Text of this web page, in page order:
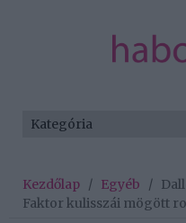
Kezdőlap / Egyéb /
Faktor kulisszái mögött